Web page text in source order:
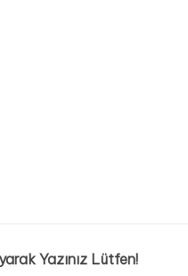
Yazınız Lütfen!